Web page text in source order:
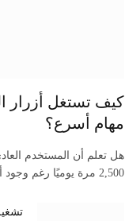
كيف تستغل أزرار
مهام أسرع؟
هل تعلم أن المستخدم
2,500 مرة يوميًا رغم وجود أزرار…